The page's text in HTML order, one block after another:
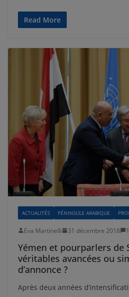
Read More
ACTUALITÉS PÉNINSULE ARABIQUE
Eva Martinelli 31 décembre 2018
Yémen et pourparlers de
véritables avancées ou
d’annonce ?
Après deux années